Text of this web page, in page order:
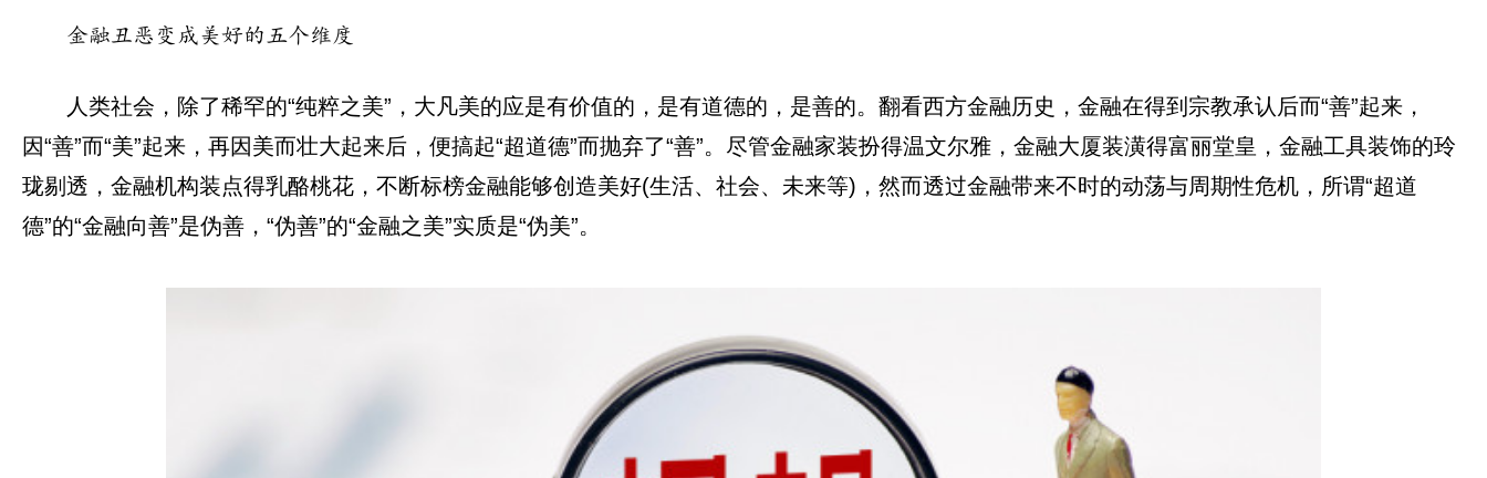
金融丑恶变成美好的五个维度
人类社会，除了稀罕的“纯粹之美”，大凡美的应是有价值的，是有道德的，是善的。翻看西方金融历史，金融在得到宗教承认后而“善”起来，
因“善”而“美”起来，再因美而壮大起来后，便搞起“超道德”而抛弃了“善”。尽管金融家装扮得温文尔雅，金融大厦装潢得富丽堂皇，金融工具装饰的玲
珑剔透，金融机构装点得乳酪桃花，不断标榜金融能够创造美好(生活、社会、未来等)，然而透过金融带来不时的动荡与周期性危机，所谓“超道
德”的“金融向善”是伪善，“伪善”的“金融之美”实质是“伪美”。